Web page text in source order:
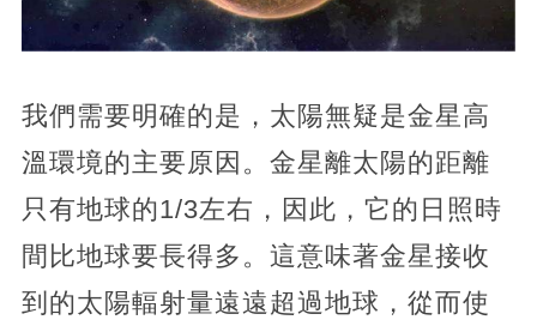
我們需要明確的是，太陽無疑是金星高
溫環境的主要原因。金星離太陽的距離
只有地球的1/3左右，因此，它的日照時
間比地球要長得多。這意味著金星接收
到的太陽輻射量遠遠超過地球，從而使